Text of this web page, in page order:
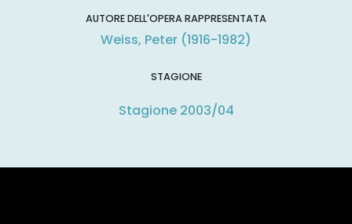
AUTORE DELL'OPERA RAPPRESENTATA
Weiss, Peter (1916-1982)
STAGIONE
Stagione 2003/04